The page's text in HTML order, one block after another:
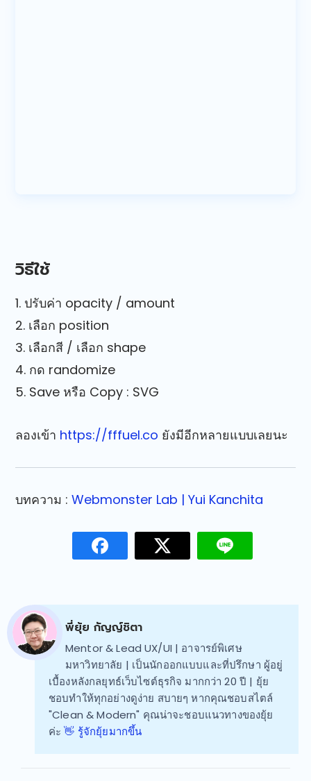
วิธีใช้
1. ปรับค่า opacity / amount
2. เลือก position
3. เลือกสี / เลือก shape
4. กด randomize
5. Save หรือ Copy : SVG
ลองเข้า https://fffuel.co ยังมีอีกหลายแบบเลยนะ
บทความ :Webmonster Lab | Yui Kanchita
พี่ยุ้ย กัญญ์ชิตา
Mentor & Lead UX/UI | อาจารย์พิเศษ
มหาวิทยาลัย | เป็นนักออกแบบและที่ปรึกษา ผู้อยู่
เบื้องหลังกลยุทธ์เว็บไซต์ธุรกิจ มากกว่า 20 ปี | ยุ้ย
ชอบทำให้ทุกอย่างดูง่าย สบายๆ หากคุณชอบสไตล์
"Clean & Modern" คุณน่าจะชอบแนวทางของยุ้ย
ค่ะ👋 รู้จักยุ้ยมากขึ้น